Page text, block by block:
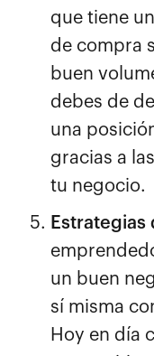
que tiene
de compra
buen
debes de
una
gracias a
tu negocio.
Estrategias
un buen
sí misma
Hoy en día